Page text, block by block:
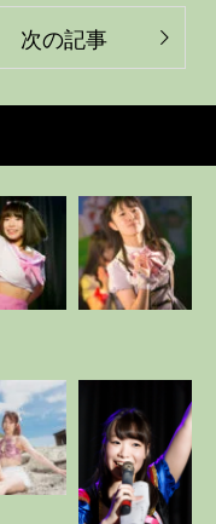
次の記事